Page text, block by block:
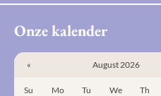
Onze kalender
« August 2026
Su Mo Tu We Th